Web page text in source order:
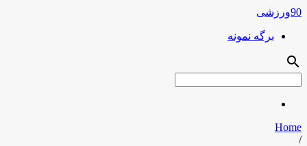
90ورزشی
برگه نمونه
search
Home
/